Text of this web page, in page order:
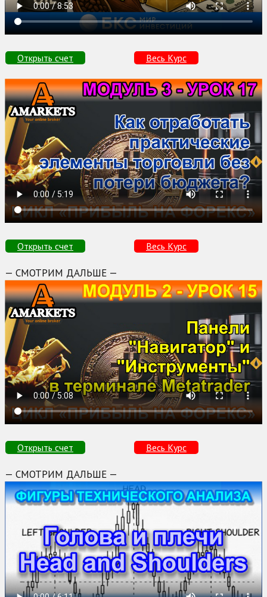
Открыть счет Весь Курс
Открыть счет Весь Курс
— СМОТРИМ ДАЛЬШЕ —
Открыть счет Весь Курс
— СМОТРИМ ДАЛЬШЕ —